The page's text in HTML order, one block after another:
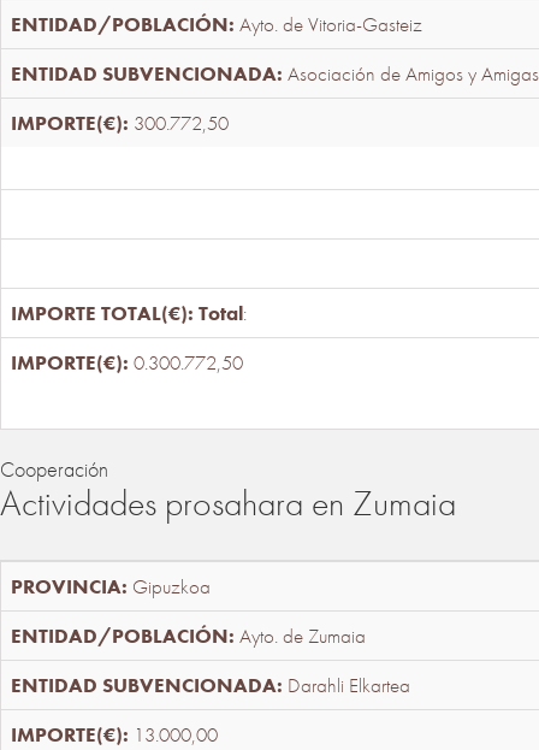
Ayto. de Vitoria-Gasteiz
Asociación de Amigos y
300.772,50
Total:
0.300.772,50
Cooperación
Actividades prosahara en Zumaia
Gipuzkoa
Ayto. de Zumaia
Darahli Elkartea
13.000,00